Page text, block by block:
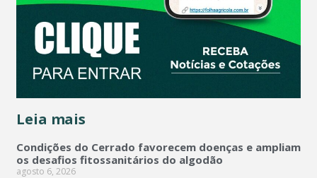
Leia mais
Condições do Cerrado favorecem doenças e ampliam
os desafios fitossanitários do algodão
agosto 6, 2026